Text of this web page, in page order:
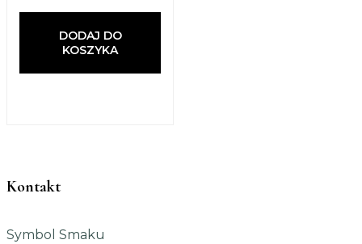
DODAJ DO
KOSZYKA
Kontakt
Symbol Smaku